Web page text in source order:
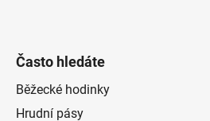
Často hledáte
Běžecké hodinky
Hrudní pásy